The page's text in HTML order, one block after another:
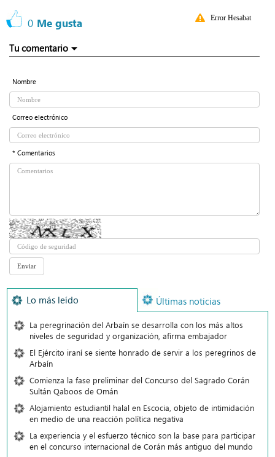
0 Me gusta Error Hesabat
Tu comentario
Nombre
Correo electrónico
* Comentarios
Lo más leído Últimas noticias
La peregrinación del Arbaín se desarrolla con los más altos
niveles de seguridad y organización, afirma embajador
El Ejército iraní se siente honrado de servir a los peregrinos de
Arbaín
Comienza la fase preliminar del Concurso del Sagrado Corán
Sultán Qaboos de Omán
Alojamiento estudiantil halal en Escocia, objeto de intimidación
en medio de una reacción política negativa
La experiencia y el esfuerzo técnico son la base para participar
en el concurso internacional de Corán más antiguo del mundo